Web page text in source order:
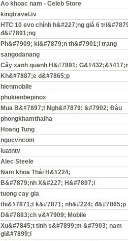
Ao khoac nam - Celeb Store
kingtravel.tv
HTC 10 evo chính h&#227;ng giá 6
đ&#7891;ng
Ph&#7909; ki&#7879;n th&#7901;i trang
sangodanang
Cây xanh quanh H&#7891;
Kh&#7887;e đ&#7865;p
hienmobile
phukienbepinox
Mua B&#7897;t Ngh&#7879; &#7902; Đâu
phongkhamthaiha
Hoang Tung
ngocvncom
luatntv
Alec Steele
Nam khoa Thái H&#224;
B&#7879;nh X&#227; H&#7897;i
tuong cay gia
thi&#7871;t k&#7871; nh&#224; đ&#7865;p
D&#7883;ch v&#7909; Mobile
Xu&#7845;t tinh s&#7899;m &#7903; nam
gi&#7899;i